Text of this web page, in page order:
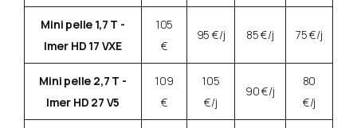
Mini pelle 1,7 T -
Imer HD 17 VXE
105
€
95 €/j 85 €/j 75 €/j
Mini pelle 2,7 T -
Imer HD 27 V5
109
€
105
€/j
90 €/j
80
€/j